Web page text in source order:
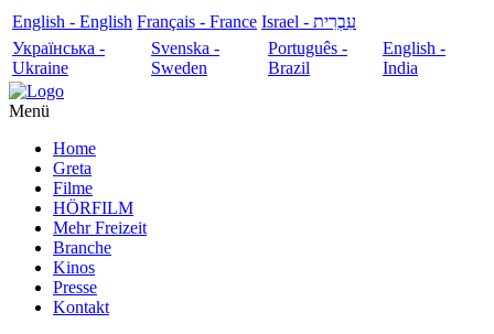
English - English Français - France
עִבְרִית - Israel
Українська -
Ukraine
Svenska -
Sweden
Português -
Brazil
English -
India
Menü
Home
Greta
Filme
HÖRFILM
Mehr Freizeit
Branche
Kinos
Presse
Kontakt